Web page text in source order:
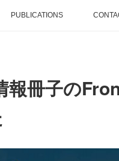
PUBLICATIONS
報冊子の